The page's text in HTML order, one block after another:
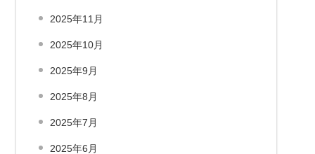
2025年11月
2025年10月
2025年9月
2025年8月
2025年7月
2025年6月